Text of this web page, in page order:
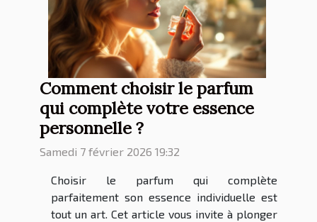
Comment choisir le parfum
qui complète votre essence
personnelle ?
Samedi 7 février 2026 19:32
Choisir le parfum qui complète
parfaitement son essence individuelle est
tout un art. Cet article vous invite à plonger